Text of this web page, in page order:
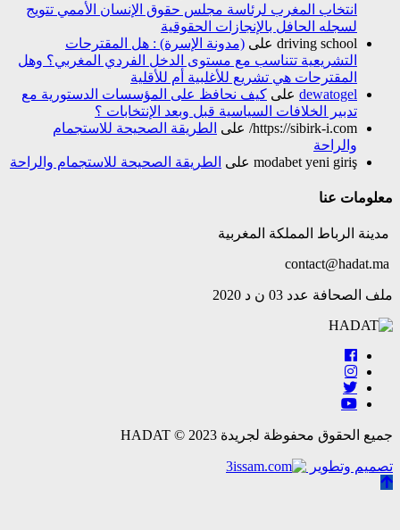
انتخاب المغرب لرئاسة مجلس حقوق الإنسان الأممي تتويج
لسجله الحافل بالإنجازات الحقوقية
driving school على (مدونة الإسرة) : هل المقترحات
التشريعية تتناسب مع مستوى الدخل الفردي المغربي؟ وهل
المقترحات هي تشريع للأغلبية أم للأقلية
dewatogel على كيف نحافظ على المؤسسات الدستورية مع
تدبير الخلافات السياسية قبل وبعد الإنتخابات ؟
https://sibirk-i.com/ على الطريقة الصحيحة للاستجمام
والراحة
modabet yeni giriş على الطريقة الصحيحة للاستجمام والراحة
معلومات عنا
مدينة الرباط المملكة المغربية
ملف الصحافة عدد 03 ن د 2020
جميع الحقوق محفوظة لجريدة HADAT © 2023
تصميم وتطوير